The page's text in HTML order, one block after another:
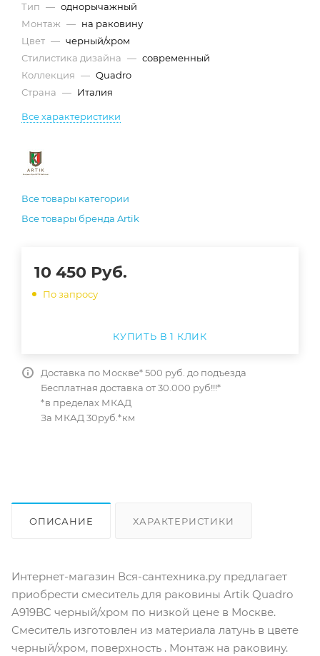
Тип — однорычажный
Монтаж — на раковину
Цвет — черный/хром
Стилистика дизайна — современный
Коллекция — Quadro
Страна — Италия
Все характеристики
Все товары категории
Все товары бренда Artik
10 450 Руб.
По запросу
КУПИТЬ В 1 КЛИК
Доставка по Москве* 500 руб. до подъезда
Бесплатная доставка от 30.000 руб!!!*
*в пределах МКАД
За МКАД 30руб.*км
ОПИСАНИЕ ХАРАКТЕРИСТИКИ
Интернет-магазин Вся-сантехника.ру предлагает
приобрести смеситель для раковины Artik Quadro
A919BC черный/хром по низкой цене в Москве.
Смеситель изготовлен из материала латунь в цвете
черный/хром, поверхность . Монтаж на раковину.